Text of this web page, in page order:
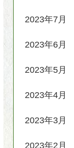
2023年7月
2023年6月
2023年5月
2023年4月
2023年3月
2023年2月